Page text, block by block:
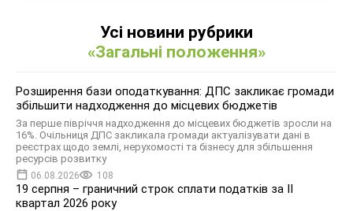
Усі новини рубрики
«Загальні положення»
Розширення бази оподаткування: ДПС закликає громади
збільшити надходження до місцевих бюджетів
За перше півріччя надходження до місцевих бюджетів зросли на
16%. Очільниця ДПС закликала громади актуалізувати дані в
реєстрах щодо землі, нерухомості та бізнесу для збільшення
ресурсів розвитку
06.08.2026 108
19 серпня – граничний строк сплати податків за ІI
квартал 2026 року